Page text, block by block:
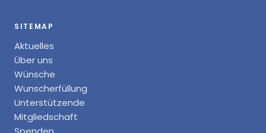
SITEMAP
Aktuelles
Über uns
Wünsche
Wunscherfüllung
Unterstützende
Mitgliedschaft